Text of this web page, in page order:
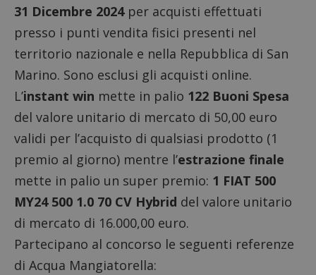
31 Dicembre 2024per acquisti effettuati
presso i punti vendita fisici presenti nel
territorio nazionale e nella Repubblica di San
Marino. Sono esclusi gli acquisti online.
L’instant win mette in palio 122 Buoni Spesa
del valore unitario di mercato di 50,00 euro
validi per l’acquisto di qualsiasi prodotto (1
premio al giorno) mentre l’estrazione finale
mette in palio un super premio: 1 FIAT 500
MY24 500 1.0 70 CV Hybrid del valore unitario
di mercato di 16.000,00 euro.
Partecipano al concorso le seguenti referenze
di Acqua Mangiatorella: